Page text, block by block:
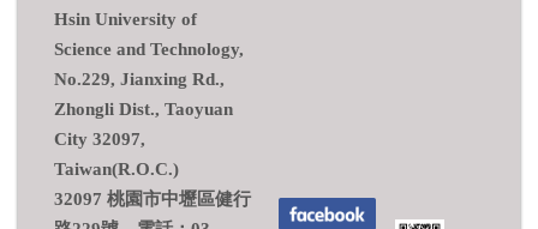
Hsin University of
Science and Technology,
No.229, Jianxing Rd.,
Zhongli Dist., Taoyuan
City 32097,
Taiwan(R.O.C.)
32097 桃園市中壢區健行